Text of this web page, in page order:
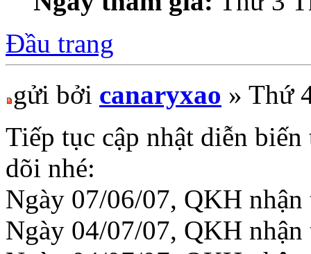
Đầu trang
gửi bởi canaryxao » Thứ
Tiếp tục cập nhật diễn
dõi nhé:
Ngày 07/06/07, QKH
Ngày 04/07/07, QKH